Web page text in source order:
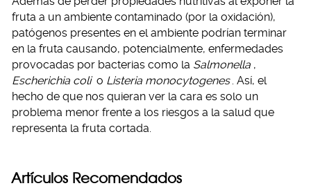
fruta a un ambiente contaminado (por la oxidación),
patógenos presentes en el ambiente podrían terminar
en la fruta causando, potencialmente, enfermedades
provocadas por bacterias como la Salmonella ,
Escherichia coli o Listeria monocytogenes . Así, el
hecho de que nos quieran ver la cara es solo un
problema menor frente a los riesgos a la salud que
representa la fruta cortada.
Artículos Recomendados